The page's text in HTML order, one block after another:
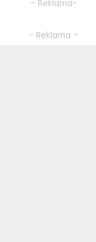
– Reklama-
– Reklama –